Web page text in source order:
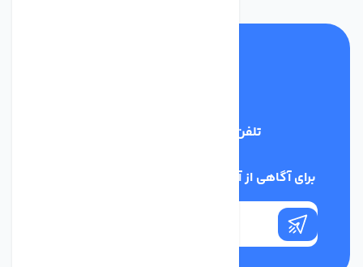
تلفن پشتیبانی
برای آگاهی از آخرین اخبار در خبرنامه ما عضو شوید